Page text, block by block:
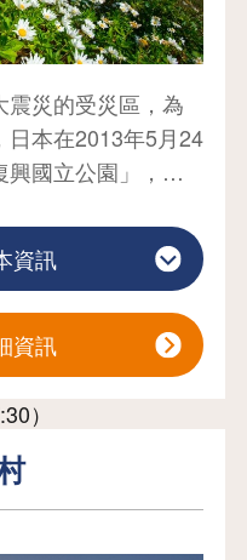
震災的受災區，為
日本在2013年5月24
興國立公園」，這
的美景，榮獲國際
鷹
予「卓越」
認證。有超過650
到秋季之間還會開
花之渚」。無論
」、還是沿海的
的海岸線充滿
資訊
資訊
）